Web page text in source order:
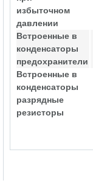
избыточном
давлении
Встроенные в
конденсаторы
предохранители
Встроенные в
конденсаторы
разрядные
резисторы